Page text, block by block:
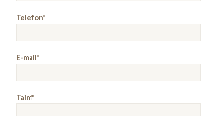
Telefon*
E-mail*
Taim*